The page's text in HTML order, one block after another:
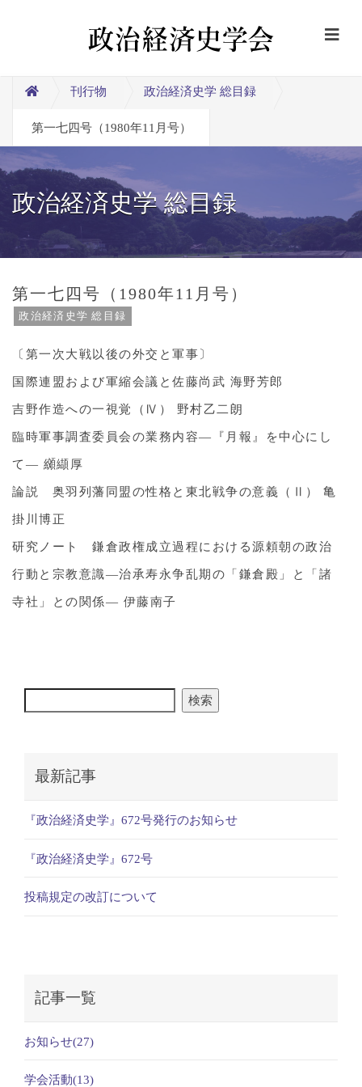
刊行物 政治経済史学 総目録
第一七四号（1980年11月号）
政治経済史学 総目録
第一七四号（1980年11月号）
政治経済史学 総目録
〔第一次大戦以後の外交と軍事〕
国際連盟および軍縮会議と佐藤尚武 海野芳郎
吉野作造への一視覚（Ⅳ） 野村乙二朗
臨時軍事調査委員会の業務内容―『月報』を中心にし
て― 纐纈厚
論説 奥羽列藩同盟の性格と東北戦争の意義（Ⅱ） 亀
掛川博正
研究ノート 鎌倉政権成立過程における源頼朝の政治
行動と宗教意識―治承寿永争乱期の「鎌倉殿」と「諸
寺社」との関係― 伊藤南子
検索
最新記事
『政治経済史学』672号発行のお知らせ
『政治経済史学』672号
投稿規定の改訂について
記事一覧
お知らせ(27)
学会活動(13)